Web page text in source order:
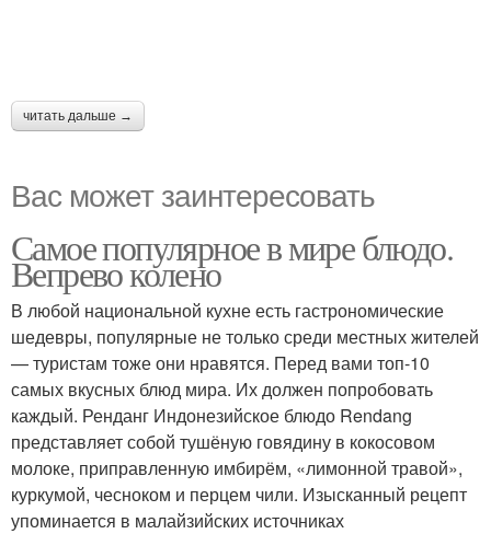
читать дальше →
Вас может заинтересовать
Самое популярное в мире блюдо.
Вепрево колено
В любой национальной кухне есть гастрономические
шедевры, популярные не только среди местных жителей
— туристам тоже они нравятся. Перед вами топ-10
самых вкусных блюд мира. Их должен попробовать
каждый. Ренданг Индонезийское блюдо Rendang
представляет собой тушёную говядину в кокосовом
молоке, приправленную имбирём, «лимонной травой»,
куркумой, чесноком и перцем чили. Изысканный рецепт
упоминается в малайзийских источниках